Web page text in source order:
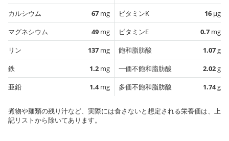
カルシウム
67 mg
マグネシウム
49 mg
リン
137 mg
鉄
1.2 mg
亜鉛
1.4mg
ビタミンK
16 µg
ビタミンE
0.7 mg
飽和脂肪酸
1.07g
一価不飽和脂肪酸
2.02g
多価不飽和脂肪酸
1.74g
煮物や麺類の残り汁など、実際には食さないと想定される栄養価は、上
記リストから除いてあります。